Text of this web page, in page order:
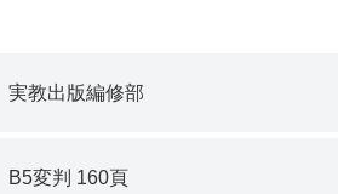
実教出版編修部
B5変判 160頁